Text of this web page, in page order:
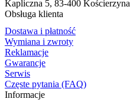
Kapliczna 5, 83-400 Kościerzyna
Obsługa klienta
Dostawa i płatność
Wymiana i zwroty
Reklamacje
Gwarancje
Serwis
Częste pytania (FAQ)
Informacje